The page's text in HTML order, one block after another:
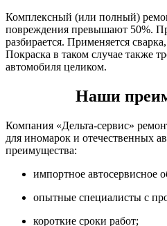
Комплексный (или полный)
повреждения превышают 50%.
разбирается. Применяется
Покраска в таком случае также
автомобиля целиком.
Наши
Компания «Дельта-сервис»
для иномарок и отечественных
преимущества:
импортное автосервисное
опытные специалисты с
короткие сроки работ;